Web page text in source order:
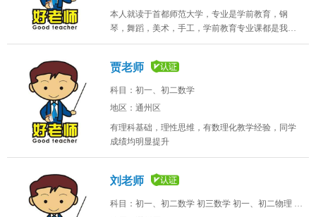
本人就读于首都师范大学，专业是学前教育，钢
琴，舞蹈，美术，手工，学前教育专业课都是我所
擅长的，本人性格开朗，让孩子可以在玩中学、学
贾老师
科目：初一、初二数学
地区：通州区
有理科基础，理性思维，有数理化教学经验，同学
成绩均明显提升
刘老师
科目：初一、初二数学 初三数学 初一、初二物理 初三物理 化学